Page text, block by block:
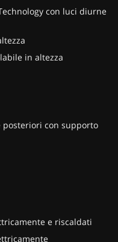
con luci diurne
in altezza
con supporto
e riscaldati